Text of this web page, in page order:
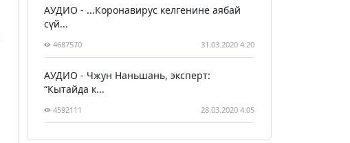
АУДИО - ...Коронавирус келгенине аябай
сүй...
4687570 31.03.2020 4:20
АУДИО - Чжун Наньшань, эксперт:
“Кытайда к...
4592111 28.03.2020 4:05